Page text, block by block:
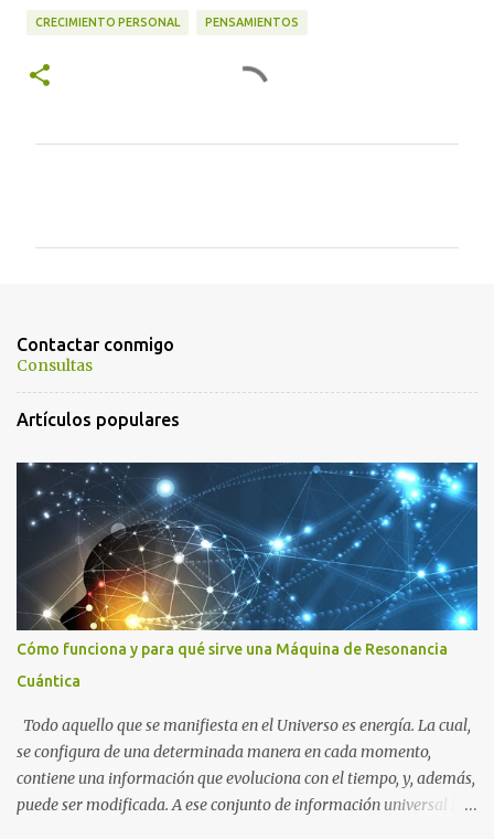
CRECIMIENTO PERSONAL PENSAMIENTOS
a
r
i
o
s
Contactar conmigo
Consultas
Artículos populares
Cómo funciona y para qué sirve una Máquina de Resonancia
Cuántica
Todo aquello que se manifiesta en el Universo es energía. La cual,
se configura de una determinada manera en cada momento,
contiene una información que evoluciona con el tiempo, y, además,
puede ser modificada. A ese conjunto de información universal lo